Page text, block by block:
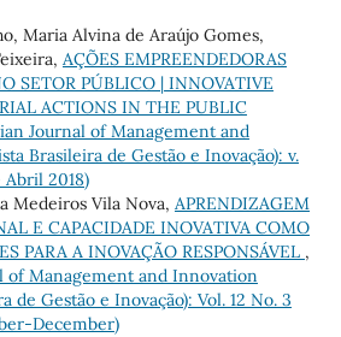
Maria Alvina de Araújo Gomes,
AÇÕES EMPREENDEDORAS
SETOR PÚBLICO | INNOVATIVE
ACTIONS IN THE PUBLIC
Journal of Management and
Brasileira de Gestão e Inovação): v.
2018)
Medeiros Vila Nova, APRENDIZAGEM
E CAPACIDADE INOVATIVA COMO
PARA A INOVAÇÃO RESPONSÁVEL ,
of Management and Innovation
de Gestão e Inovação): Vol. 12 No. 3
December)